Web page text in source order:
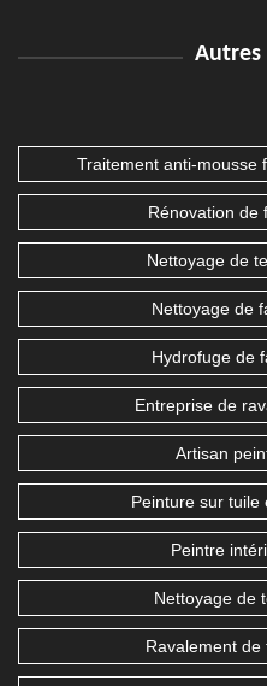
Autres
Traitement anti-mousse
Rénovation de
Nettoyage de
Nettoyage de
Hydrofuge de
Entreprise de
Artisan
Peinture sur tuile
Peintre
Nettoyage de
Ravalement de